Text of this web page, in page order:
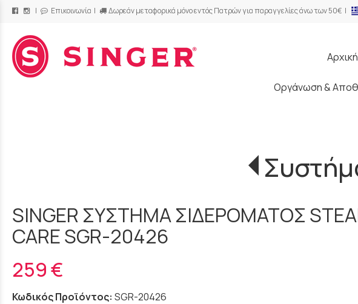
| Επικοινωνία | Δωρεάν μεταφορικά μόνο εντός Πατρών για παραγγελίες άνω των 50€ |
Αρχική
Οργάνωση &
SINGER ΣΥΣΤΗΜΑ ΣΙΔΕΡΟΜΑΤΟΣ
CARE SGR-20426
259 €
Κωδικός Προϊόντος: SGR-20426